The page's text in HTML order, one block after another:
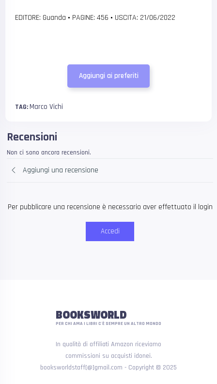
EDITORE: Guanda • PAGINE: 456 • USCITA: 21/06/2022
Aggiungi ai preferiti
TAG:Marco Vichi
Recensioni
Non ci sono ancora recensioni.
Aggiungi una recensione
Per pubblicare una recensione è necessario aver effettuato il login
Accedi
BOOKSWORLD
PER CHI AMA I LIBRI C'È SEMPRE UN ALTRO MONDO
In qualità di affiliati Amazon riceviamo
commissioni su acquisti idonei.
booksworldstaff[@]gmail.com - Copyright © 2025